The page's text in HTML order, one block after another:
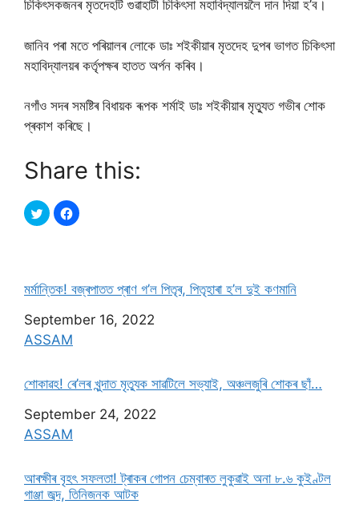
চিকিৎসকজনৰ মৃতদেহটি গুৱাহাটী চিকিৎসা মহাবিদ্যালয়লৈ দান দিয়া হ’ব।
জানিব পৰা মতে পৰিয়ালৰ লোকে ডাঃ শইকীয়াৰ মৃতদেহ দুপৰ ভাগত চিকিৎসা
মহাবিদ্যালয়ৰ কৰ্তৃপক্ষৰ হাতত অৰ্পন কৰিব।
নগাঁও সদৰ সমষ্টিৰ বিধায়ক ৰূপক শৰ্মাই ডাঃ শইকীয়াৰ মৃত্যুত গভীৰ শোক
প্ৰকাশ কৰিছে।
Share this:
মৰ্মান্তিক! বজ্ৰপাতত প্ৰাণ গ’ল পিতৃৰ, পিতৃহাৰা হ’ল দুই কণমানি
Date
September 16, 2022
In relation to
ASSAM
শোকাৱহ! ৰে’লৰ খুন্দাত মৃত্যুক সাৱটিলে সভ্যাই, অঞ্চলজুৰি শোকৰ ছাঁ…
Date
September 24, 2022
In relation to
ASSAM
আৰক্ষীৰ বৃহৎ সফলতা! ট্ৰাকৰ গোপন চেম্বাৰত লুকুৱাই অনা ৮.৬ কুইণ্টল
গাঞ্জা জব্দ, তিনিজনক আটক